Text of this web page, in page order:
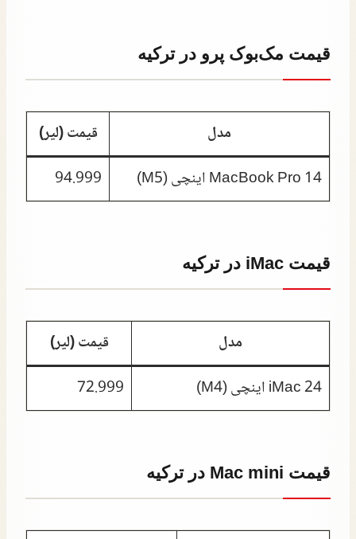
قیمت مک‌بوک پرو در ترکیه
مدل
قیمت (لیر)
MacBook Pro 14 اینچی (M5)
94.999
قیمت iMac در ترکیه
مدل
قیمت (لیر)
iMac 24 اینچی (M4)
72.999
قیمت Mac mini در ترکیه